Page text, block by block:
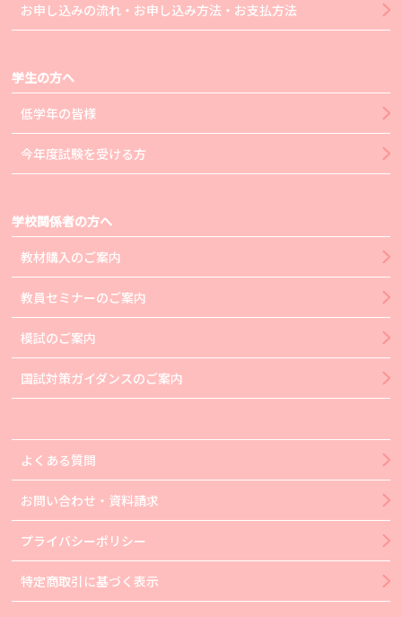
お申し込みの流れ・お申し込み方法・お支払方法
学生の方へ
低学年の皆様
今年度試験を受ける方
学校関係者の方へ
教材購入のご案内
教員セミナーのご案内
模試のご案内
国試対策ガイダンスのご案内
よくある質問
お問い合わせ・資料請求
プライバシーポリシー
特定商取引に基づく表示